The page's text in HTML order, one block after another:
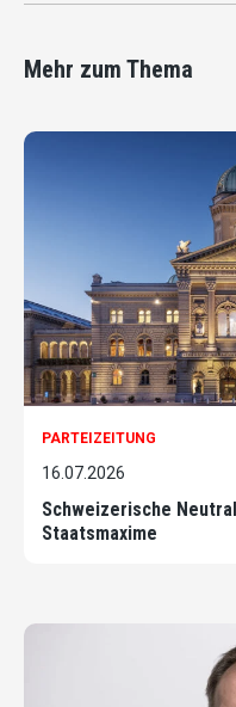
Mehr zum Thema
PARTEIZEITUNG
16.07.2026
Schweizerische
Staatsmaxime